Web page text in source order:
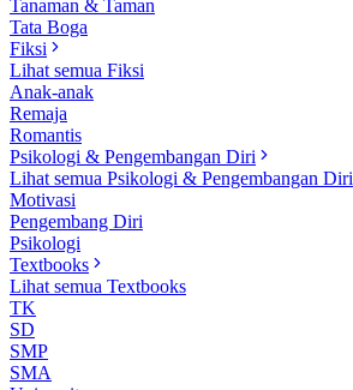
Tanaman & Taman
Tata Boga
Fiksi
Lihat semua Fiksi
Anak-anak
Remaja
Romantis
Psikologi & Pengembangan Diri
Lihat semua Psikologi & Pengembangan Diri
Motivasi
Pengembang Diri
Psikologi
Textbooks
Lihat semua Textbooks
TK
SD
SMP
SMA